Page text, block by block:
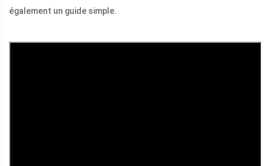
également un guide simple.